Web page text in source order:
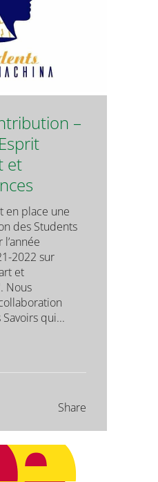
–
et
en place une
des Students
2022 sur
et
Nous
qui...
Share